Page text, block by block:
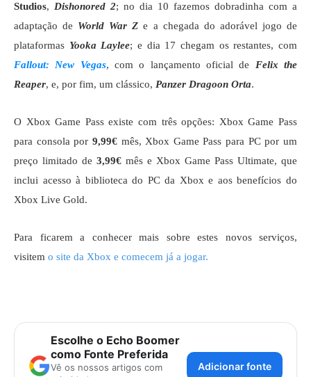
Studios, Dishonored 2; no dia 10 fazemos dobradinha com a
adaptação de World War Z e a chegada do adorável jogo de
plataformas Yooka Laylee; e dia 17 chegam os restantes, com
Fallout: New Vegas, com o lançamento oficial de Felix the
Reaper, e, por fim, um clássico, Panzer Dragoon Orta.
O Xbox Game Pass existe com três opções: Xbox Game Pass
para consola por 9,99€mês, Xbox Game Pass para PC por um
preço limitado de 3,99€ mês e Xbox Game Pass Ultimate, que
inclui acesso à biblioteca do PC da Xbox e aos benefícios do
Xbox Live Gold.
Para ficarem a conhecer mais sobre estes novos serviços,
visitem o site da Xbox e comecem já a jogar.
Escolhe o Echo Boomer
como Fonte Preferida
Vê os nossos artigos com
Adicionar fonte